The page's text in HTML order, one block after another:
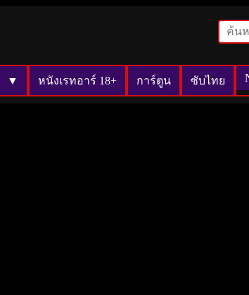
หนังเรทอาร์ 18+ การ์ตูน ซับไทย